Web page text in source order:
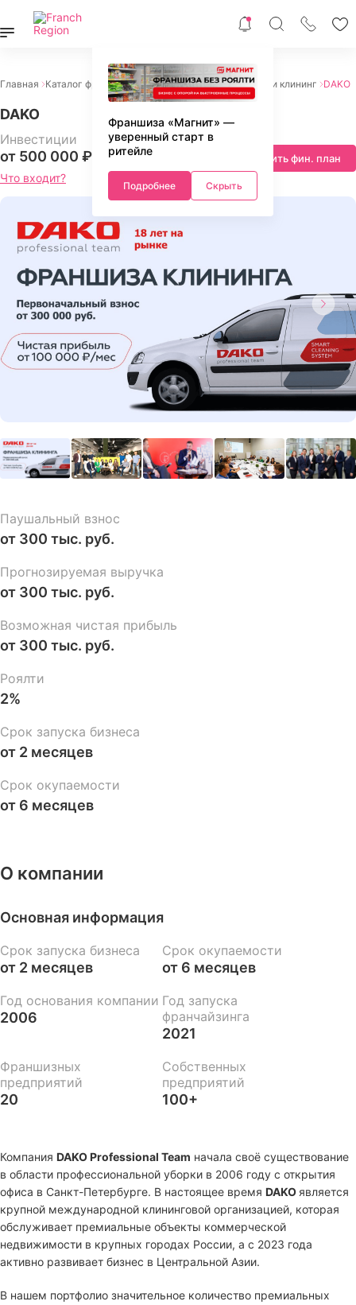
Франшиза «Магнит» —
уверенный старт в
ритейле
Подробнее Скрыть
Главная Каталог франшиз Франшизы услуг Химчистки и клининг DAKO
DAKO
Инвестиции
от 500 000 ₽
Что входит?
Запросить фин. план
Паушальный взнос
от 300 тыс. руб.
Прогнозируемая выручка
от 300 тыс. руб.
Возможная чистая прибыль
от 300 тыс. руб.
Роялти
2%
Срок запуска бизнеса
от 2 месяцев
Срок окупаемости
от 6 месяцев
О компании
Основная информация
Срок запуска бизнеса
от 2 месяцев
Срок окупаемости
от 6 месяцев
Год основания компании
2006
Год запуска
франчайзинга
2021
Франшизных
предприятий
20
Собственных
предприятий
100+
Компания DAKO Professional Team начала своё существование
в области профессиональной уборки в 2006 году с открытия
офиса в Санкт-Петербурге. В настоящее время DAKO является
крупной международной клининговой организацией, которая
обслуживает премиальные объекты коммерческой
недвижимости в крупных городах России, а с 2023 года
активно развивает бизнес в Центральной Азии.
В нашем портфолио значительное количество премиальных